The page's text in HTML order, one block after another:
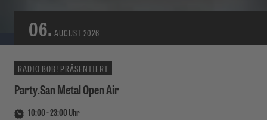
06. AUGUST 2026
RADIO BOB! PRÄSENTIERT
Party.San Metal Open Air
10:00-23:00Uhr